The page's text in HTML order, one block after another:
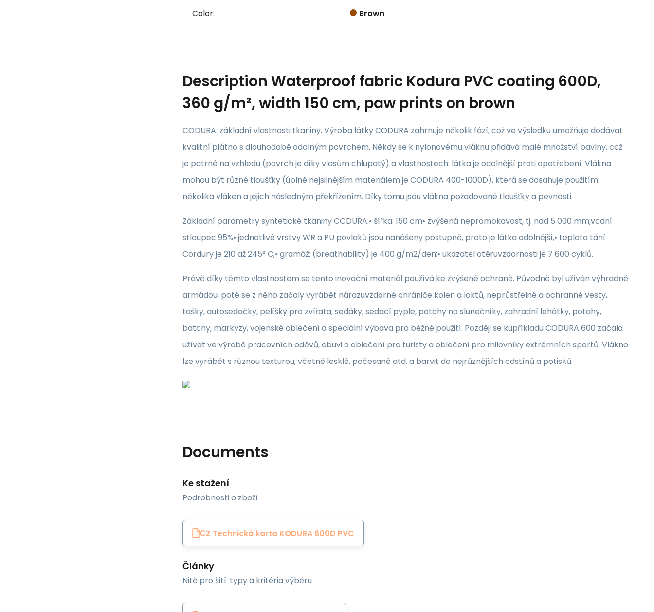
Color: Brown
Description Waterproof fabric Kodura PVC coating 600D,
360 g/m², width 150 cm, paw prints on brown
CODURA: základní vlastnosti tkaniny. Výroba látky CODURA zahrnuje několik fází, což ve výsledku umožňuje dodávat
kvalitní plátno s dlouhodobě odolným povrchem. Někdy se k nylonovému vláknu přidává malé množství bavlny, což
je patrné na vzhledu (povrch je díky vlasům chlupatý) a vlastnostech: látka je odolnější proti opotřebení. Vlákna
mohou být různé tloušťky (úplně nejsilnějším materiálem je CODURA 400-1000D), která se dosahuje použitím
několika vláken a jejich následným překřížením. Díky tomu jsou vlákna požadované tloušťky a pevnosti.
Základní parametry syntetické tkaniny CODURA:• šířka: 150 cm• zvýšená nepromokavost, tj. nad 5 000 mm;vodní
stloupec 95%• jednotlivé vrstvy WR a PU povlaků jsou nanášeny postupně, proto je látka odolnější,• teplota tání
Cordury je 210 až 245° C;• gramáž: (breathability) je 400 g/m2/den;• ukazatel otěruvzdornosti je 7 600 cyklů.
Právě díky těmto vlastnostem se tento inovační materiál používá ke zvýšené ochraně. Původně byl užíván výhradně
armádou, poté se z něho začaly vyrábět nárazuvzdorné chrániče kolen a loktů, neprůstřelné a ochranné vesty,
tašky, autosedačky, pelíšky pro zvířata, sedáky, sedací pyple, potahy na slunečníky, zahradní lehátky, potahy,
batohy, markýzy, vojenské oblečení a speciální výbava pro běžné použití. Později se kupříkladu CODURA 600 začala
užívat ve výrobě pracovních oděvů, obuvi a oblečení pro turisty a oblečení pro milovníky extrémních sportů. Vlákno
lze vyrábět s různou texturou, včetně lesklé, počesané atd. a barvit do nejrůznějších odstínů a potisků.
Documents
Ke stažení
Podrobnosti o zboží
СZ Technická karta KODURA 600D PVC
Články
Nitě pro šití: typy a kritéria výběru